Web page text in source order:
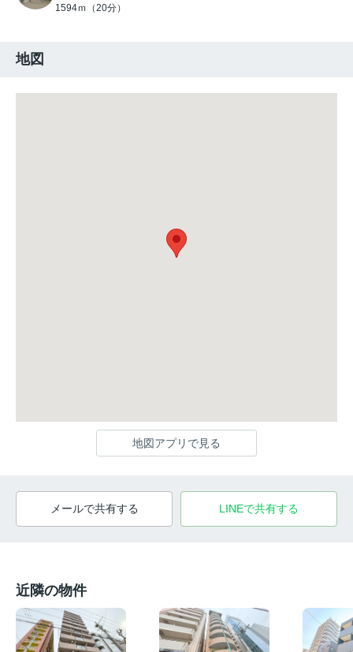
1594ｍ（20分）
地図
地図アプリで見る
メールで共有する LINEで共有する
近隣の物件